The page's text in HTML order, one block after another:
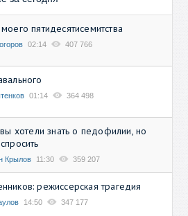
пятидесятисемитства
02:14 407 766
01:14 364 498
хотели знать о педофилии, но
Крылов 11:30 359 207
режиссерская трагедия
14:50 347 177